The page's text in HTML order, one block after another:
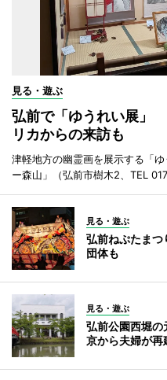
見る・遊ぶ
弘前で「ゆうれい展」
リカからの来訪も
津軽地方の幽霊画を展示する「
ー森山」（弘前市樹木2、TEL
見る・遊ぶ
弘前ねぷたま
団体も
見る・遊ぶ
弘前公園西堀
京から夫婦が再